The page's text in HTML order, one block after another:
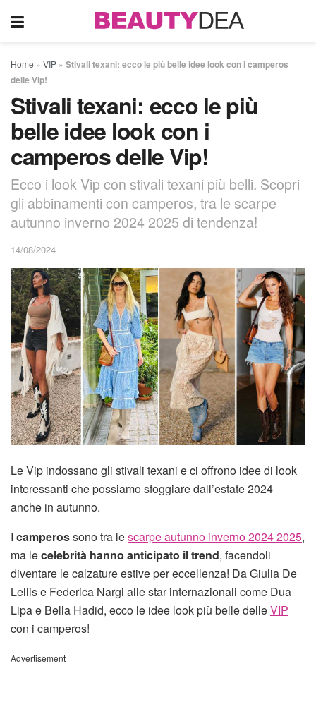
Home » VIP » Stivali texani: ecco le più belle idee look con i camperos
delle Vip!
Stivali texani: ecco le più
belle idee look con i
camperos delle Vip!
Ecco i look Vip con stivali texani più belli. Scopri
gli abbinamenti con camperos, tra le scarpe
autunno inverno 2024 2025 di tendenza!
14/08/2024
Le Vip indossano gli stivali texani e ci offrono idee di look
interessanti che possiamo sfoggiare dall’estate 2024
anche in autunno.
I camperossono tra lescarpe autunno inverno 2024 2025,
ma lecelebrità hanno anticipato il trend, facendoli
diventare le calzature estive per eccellenza! Da Giulia De
Lellis e Federica Nargi alle star internazionali come Dua
Lipa e Bella Hadid, ecco le idee look più belle delleVIP
con i camperos!
Advertisement